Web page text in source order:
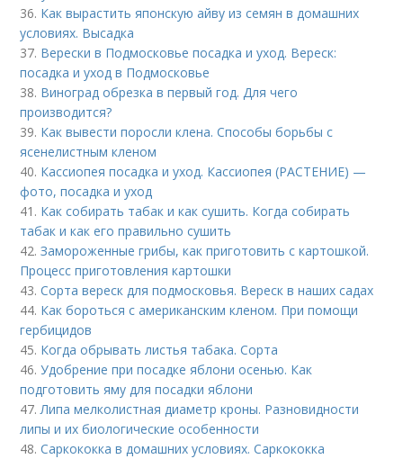
36. Как вырастить японскую айву из семян в домашних
условиях. Высадка
37. Верески в Подмосковье посадка и уход. Вереск:
посадка и уход в Подмосковье
38. Виноград обрезка в первый год. Для чего
производится?
39. Как вывести поросли клена. Способы борьбы с
ясенелистным кленом
40. Кассиопея посадка и уход. Кассиопея (РАСТЕНИЕ) —
фото, посадка и уход
41. Как собирать табак и как сушить. Когда собирать
табак и как его правильно сушить
42.Замороженные грибы, как приготовить с картошкой.
Процесс приготовления картошки
43.Сорта вереск для подмосковья. Вереск в наших садах
44. Как бороться с американским кленом. При помощи
гербицидов
45. Когда обрывать листья табака. Сорта
46.Удобрение при посадке яблони осенью. Как
подготовить яму для посадки яблони
47.Липа мелколистная диаметр кроны. Разновидности
липы и их биологические особенности
48.Саркококка в домашних условиях. Саркококка